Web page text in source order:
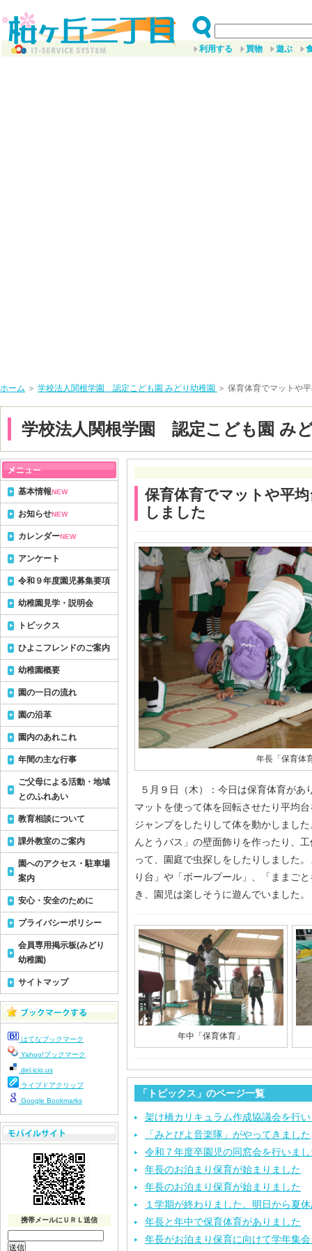
利用する 買物 遊ぶ
ホーム ＞ 学校法人関根学園 認定こども園 みどり幼稚園 ＞ 保育体育でマットや
学校法人関根学園 認定こども園 み
保育体育でマットや平
しました
年長「保育体
５月９日（木）：今日は保育体育があ
マットを使って体を回転させたり平均
ジャンプをしたりして体を動かしまし
んとうバス」の壁面飾りを作ったり、
って、園庭で虫探しをしたりしました
り台」や「ボールプール」、「ままご
き、園児は楽しそうに遊んでいました。
年中「保育体育」
「トピックス」のページ一覧
架け橋カリキュラム作成協議会を行
「みとびよ音楽隊」がやってきました
令和７年度卒園児の同窓会を行いま
年長のお泊まり保育が始まりました
年長のお泊まり保育が始まりました
１学期が終わりました。明日から夏
年長と年中で保育体育がありました
年長がお泊まり保育に向けて学年集
基本情報NEW
お知らせNEW
カレンダーNEW
アンケート
令和９年度園児募集要項
幼稚園見学・説明会
トピックス
ひよこフレンドのご案内
幼稚園概要
園の一日の流れ
園の沿革
園内のあれこれ
年間の主な行事
ご父母による活動・地域
とのふれあい
教育相談について
課外教室のご案内
園へのアクセス・駐車場
案内
安心・安全のために
プライバシーポリシー
会員専用掲示板(みどり
幼稚園)
サイトマップ
はてなブックマーク
Yahoo!ブックマーク
del.icio.us
ライブドアクリップ
Google Bookmarks
携帯メールにＵＲＬ送信